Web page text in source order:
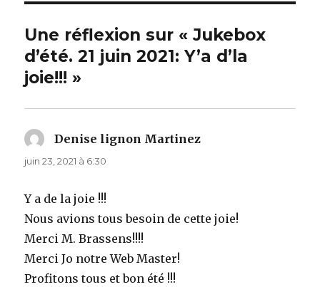
Une réflexion sur « Jukebox
d’été. 21 juin 2021: Y’a d’la
joie!!! »
Denise lignon Martinez
juin 23, 2021 à 6:30
Y a de la joie !!!
Nous avions tous besoin de cette joie!
Merci M. Brassens!!!!
Merci Jo notre Web Master!
Profitons tous et bon été !!!